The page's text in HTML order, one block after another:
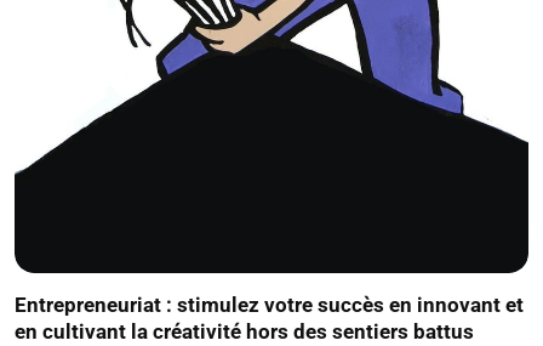
Entrepreneuriat : stimulez votre succès en innovant et
en cultivant la créativité hors des sentiers battus